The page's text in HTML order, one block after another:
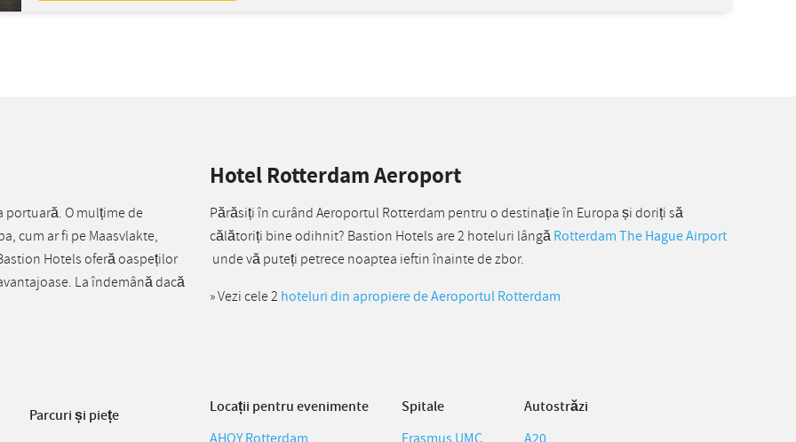
portuară. O mulțime de
cum ar fi pe Maasvlakte,
Hotels oferă oaspeților
La îndemână dacă
Parcuri și piețe
Hotel Rotterdam Aeroport
Părăsiți în curând Aeroportul Rotterdam pentru o destinație în Europa și doriți să
călătoriți bine odihnit? Bastion Hotels are 2 hoteluri lângăRotterdam The Hague Airport
unde vă puteți petrece noaptea ieftin înainte de zbor.
» Vezi cele 2 hoteluri din apropiere de Aeroportul Rotterdam
Locații pentru evenimente Spitale
Autostrăzi